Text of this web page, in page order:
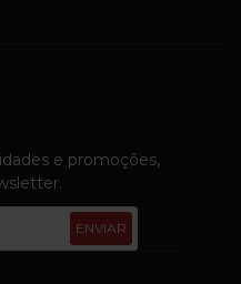
e promoções,
ENVIAR